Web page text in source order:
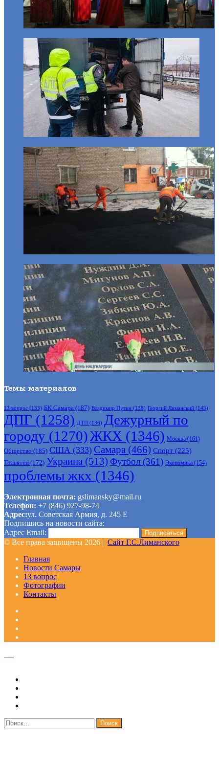
Темы материалов
13 вопрос (133) БК Самара (187) Владимир Путин (138) Георгий Лиманский (143)
ДПГ (1258) ДТП (136) Дежурный по
городу (1270)ЖКХ (1346) Москва (161)
Общество (185) США (333) Самара (466) Спорт (225)
Тольятти (172) Украина (513) Футбол (361) Экономика (154)
проблемы жкх (1346)
Электронная почта: gslimansky@mail.ru
Телефон: +7 (846) 927-98-74
Адрес:ул. Советская Армия, д. 245 Е
Подпишись на новости сайта:
Адрес Email:
© Все права защищены 2026 | Сайт Г.С.Лиманского
Главная
Новости Самары
13 вопрос
Фотографии
Контакты
Закрыть
Найти: